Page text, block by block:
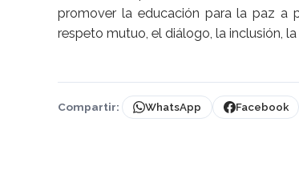
promover la educación para la paz a
respeto mutuo, el diálogo, la inclusión,
Compartir: WhatsApp Facebook